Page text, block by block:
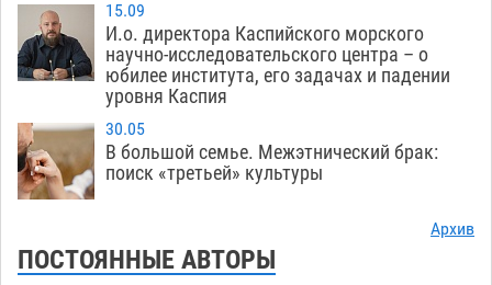
15.09
И.о. директора Каспийского морского
научно-исследовательского центра – о
юбилее института, его задачах и падении
уровня Каспия
30.05
В большой семье. Межэтнический брак:
поиск «третьей» культуры
Архив
ПОСТОЯННЫЕ АВТОРЫ